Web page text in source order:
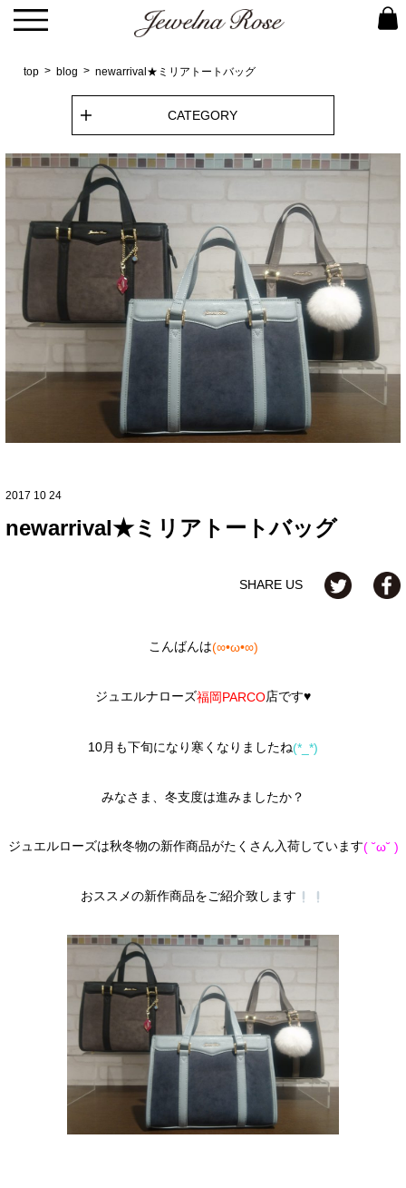
top blog newarrival★ミリアトートバッグ
CATEGORY
2017 10 24
newarrival★ミリアトートバッグ
SHARE US
こんばんは(∞•ω•∞)
ジュエルナローズ福岡PARCO店です♥
10月も下旬になり寒くなりましたね(*_*)
みなさま、冬支度は進みましたか？
ジュエルローズは秋冬物の新作商品がたくさん入荷しています( ˘ω˘ )
おススメの新作商品をご紹介致します